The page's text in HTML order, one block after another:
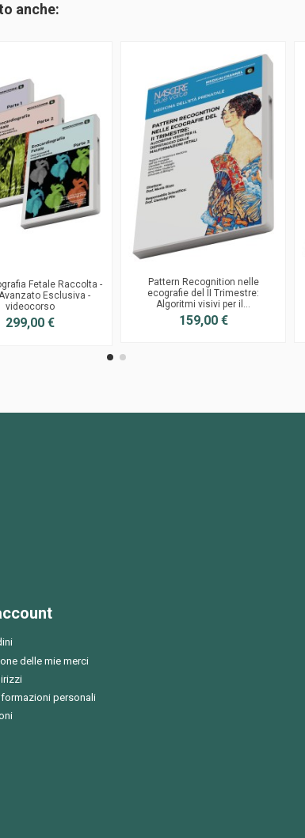
anche:
Fetale Raccolta -
Esclusiva -
videocorso
299,00 €
Pattern Recognition nelle
ecografie del II Trimestre:
Algoritmi visivi per il...
159,00 €
delle mie merci
personali